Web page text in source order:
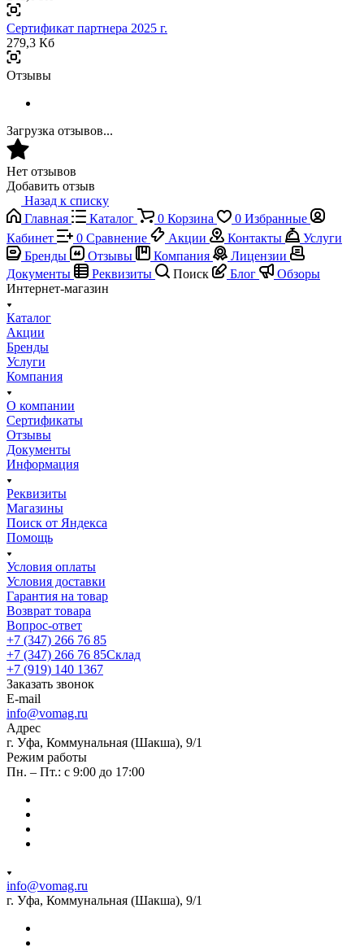
Сертификат партнера 2025 г.
279,3 Кб
Отзывы
Загрузка отзывов...
Нет отзывов
Добавить отзыв
Назад к списку
Главная
Каталог 0 Корзина 0 Избранные
Кабинет
0 Сравнение Акции Контакты
Услуги
Бренды
Отзывы Компания
Лицензии
Документы
Реквизиты Поиск Блог
Обзоры
Интернет-магазин
Каталог
Акции
Бренды
Услуги
Компания
О компании
Сертификаты
Отзывы
Документы
Информация
Реквизиты
Магазины
Поиск от Яндекса
Помощь
Условия оплаты
Условия доставки
Гарантия на товар
Возврат товара
Вопрос-ответ
+7 (347) 266 76 85
+7 (347) 266 76 85Склад
+7 (919) 140 1367
Заказать звонок
E-mail
info@vomag.ru
Адрес
г. Уфа, Коммунальная (Шакша), 9/1
Режим работы
Пн. – Пт.: с 9:00 до 17:00
info@vomag.ru
г. Уфа, Коммунальная (Шакша), 9/1